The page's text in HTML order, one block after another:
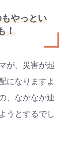
やっとい
！
が、災害が起
になりますよ
、なかなか連
うとするでし